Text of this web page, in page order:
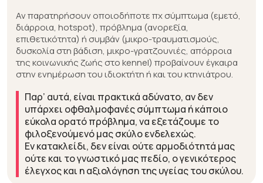
Αν παρατηρήσουν οποιοδήποτε πχ σύμπτωμα (εμετό,
διάρροια, hotspot), πρόβλημα (ανορεξία,
επιθετικότητα) ή συμβάν (μικρο-τραυματισμούς,
δυσκολία στη βάδιση, μικρο-γρατζουνιές, απόρροια
της κοινωνικής ζωής στο kennel) προβαίνουν έγκαιρα
στην ενημέρωση του ιδιοκτήτη ή και του κτηνιάτρου.
Παρ’ αυτά, είναι πρακτικά αδύνατο, αν δεν
υπάρχει οφθαλμοφανές σύμπτωμα ή κάποιο
εύκολα ορατό πρόβλημα, να εξετάζουμε το
φιλοξενούμενό μας σκύλο ενδελεχώς.
Εν κατακλείδι, δεν είναι ούτε αρμοδιότητά μας
ούτε και το γνωστικό μας πεδίο, ο γενικότερος
έλεγχος και η αξιολόγηση της υγείας του σκύλου.